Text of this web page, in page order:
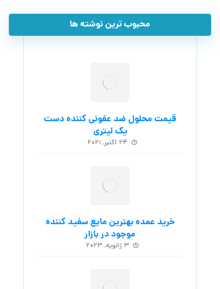
محبوب ترین نوشته ها
قیمت محلول ضد عفونی کننده دست
یک لیتری
۲۴ اکتبر, ۲۰۲۱
خرید عمده بهترین مایع سفید کننده
موجود در بازار
۳ ژانویه, ۲۰۲۳